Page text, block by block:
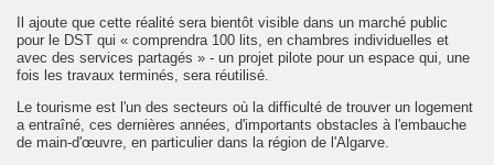
Il ajoute que cette réalité sera bientôt visible dans un marché public
pour le DST qui « comprendra 100 lits, en chambres individuelles et
avec des services partagés » - un projet pilote pour un espace qui, une
fois les travaux terminés, sera réutilisé.
Le tourisme est l'un des secteurs où la difficulté de trouver un logement
a entraîné, ces dernières années, d'importants obstacles à l'embauche
de main-d'œuvre, en particulier dans la région de l'Algarve.